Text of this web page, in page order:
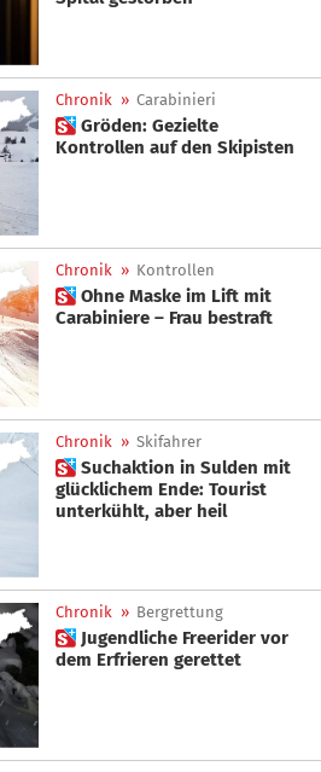
Chronik » Carabinieri
 Gröden: Gezielte
Kontrollen auf den Skipisten
Chronik » Kontrollen
 Ohne Maske im Lift mit
Carabiniere – Frau bestraft
Chronik » Skifahrer
 Suchaktion in Sulden mit
glücklichem Ende: Tourist
unterkühlt, aber heil
Chronik » Bergrettung
 Jugendliche Freerider vor
dem Erfrieren gerettet